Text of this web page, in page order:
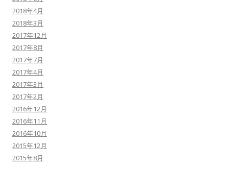
2018年4月
2018年3月
2017年12月
2017年8月
2017年7月
2017年4月
2017年3月
2017年2月
2016年12月
2016年11月
2016年10月
2015年12月
2015年8月